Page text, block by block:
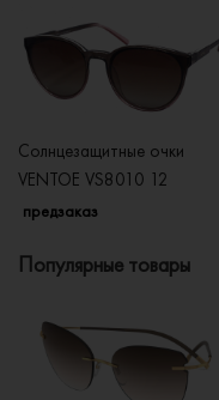
Солнцезащитные очки
VENTOE VS8010 12
предзаказ
Популярные товары